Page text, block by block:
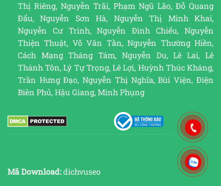
Thị Riêng, Nguyễn Trãi, Phạm Ngũ Lão, Đỗ Quang
Đẩu, Nguyễn Sơn Hà, Nguyễn Thị Minh Khai,
Nguyễn Cư Trinh, Nguyễn Đình Chiểu, Nguyễn
Thiện Thuật, Võ Văn Tần, Nguyễn Thường Hiền,
Cách Mạng Tháng Tám, Nguyễn Du, Lê Lai, Lê
Thánh Tôn, Lý Tự Trọng, Lê Lợi, Huỳnh Thúc Kháng,
Trần Hưng Đạo, Nguyễn Thị Nghĩa, Bùi Viện, Điện
Biên Phủ, Hậu Giang, Minh Phụng
Mã Download:dichvuseo